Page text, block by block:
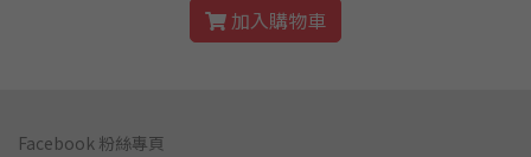
加入購物車
Facebook 粉絲專頁